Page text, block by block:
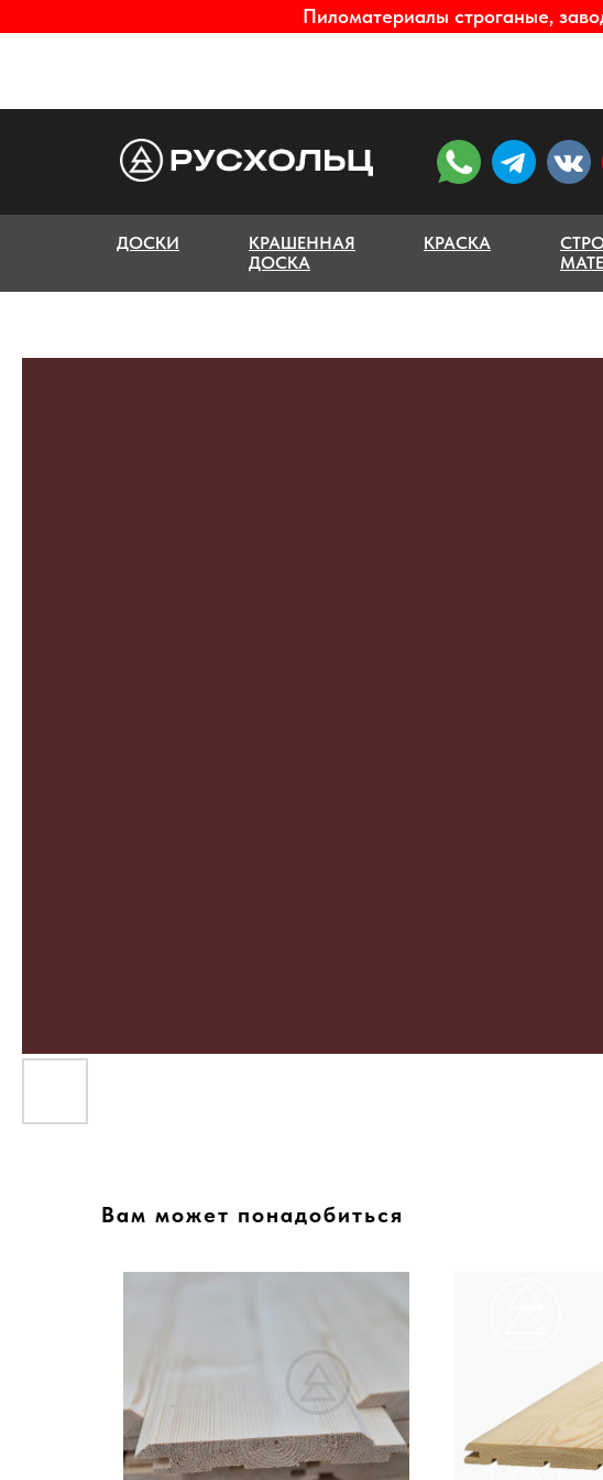
Пиломатериалы строганые,
ДОСКИ КРАСКА
КРАШЕННАЯ
ДОСКА
Вам может понадобиться